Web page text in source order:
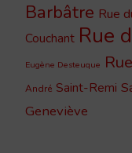
Barbâtre Rue
Couchant Rue
Eugène Desteuque
André Saint-Remi
Geneviève